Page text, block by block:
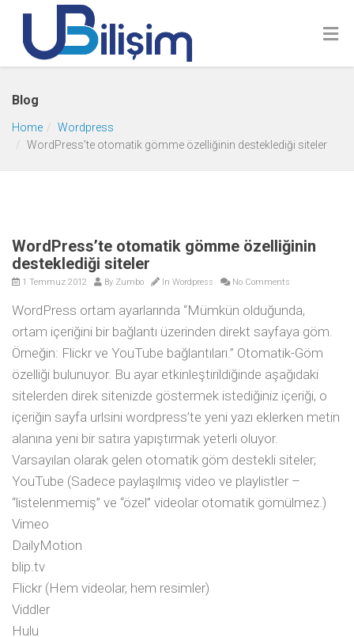
Blog
Home
Wordpress
WordPress’te otomatik gömme özelliğinin desteklediği siteler
WordPress’te otomatik gömme özelliğinin
desteklediği siteler
1 Temmuz 2012 By Zumbo In Wordpress No Comments
WordPress ortam ayarlarında “Mümkün olduğunda,
ortam içeriğini bir bağlantı üzerinden direkt sayfaya göm.
Örneğin: Flickr ve YouTube bağlantıları.” Otomatik-Göm
özelliği bulunuyor. Bu ayar etkinleştirildiğinde aşağıdaki
sitelerden direk sitenizde göstermek istediğiniz içeriği, o
içeriğin sayfa urlsini wordpress’te yeni yazı eklerken metin
alanına yeni bir satıra yapıştırmak yeterli oluyor.
Varsayılan olarak gelen otomatik göm destekli siteler;
YouTube (Sadece paylaşılmış video ve playlistler –
“listelenmemiş” ve “özel” videolar otomatik gömülmez.)
Vimeo
DailyMotion
blip.tv
Flickr (Hem videolar, hem resimler)
Viddler
Hulu